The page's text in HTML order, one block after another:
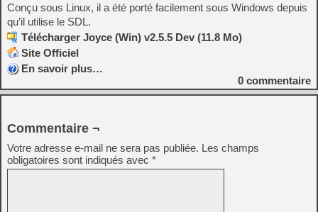
Conçu sous Linux, il a été porté facilement sous Windows depuis
qu’il utilise le SDL.
Télécharger Joyce (Win) v2.5.5 Dev (11.8 Mo)
Site Officiel
En savoir plus…
0 commentaire
Commentaire ¬
Votre adresse e-mail ne sera pas publiée. Les champs
obligatoires sont indiqués avec *